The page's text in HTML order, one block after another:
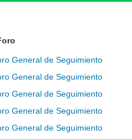
General de Seguimiento
General de Seguimiento
General de Seguimiento
General de Seguimiento
General de Seguimiento